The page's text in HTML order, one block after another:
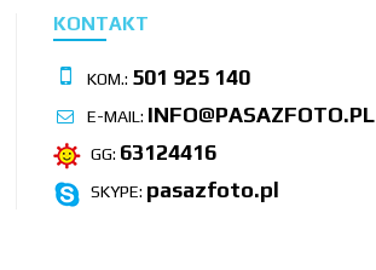
KONTAKT
KOM.: 501 925 140
E-MAIL: INFO@PASAZFOTO.PL
GG: 63124416
SKYPE: pasazfoto.pl